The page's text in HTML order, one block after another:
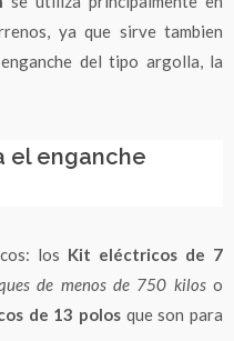
ya que sirve tambien
del tipo argolla, la
el enganche
los Kit eléctricos de 7
de menos de 750 kiloso
de 13 polosque son para